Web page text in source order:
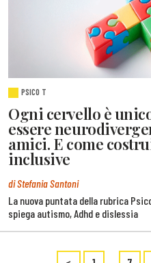
PSICO T
Ogni cervello è
essere
amici. E come
inclusive
di Stefania Santoni
La nuova puntata della rubrica
spiega autismo, Adhd e dislessia